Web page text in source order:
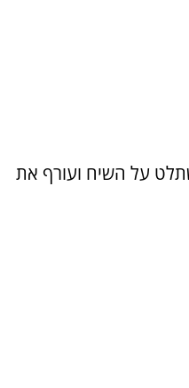
על השיח ועורף את